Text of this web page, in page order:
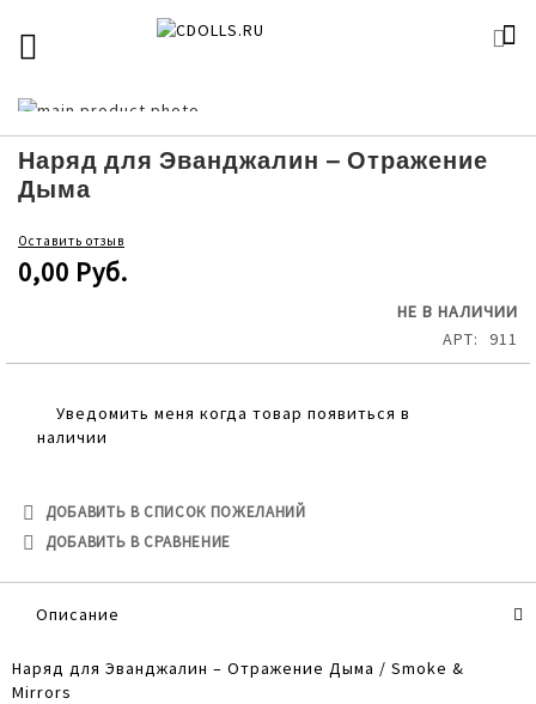
TO
CONTENT
Наряд для Эванджалин – Отражение
Дыма
Оставить отзыв
0,00 Руб.
НЕ В НАЛИЧИИ
АРТ
911
Уведомить меня когда товар появиться в
наличии
ДОБАВИТЬ В СПИСОК ПОЖЕЛАНИЙ
ДОБАВИТЬ В СРАВНЕНИЕ
Skip
to
the
end
of
images
gallery
Skip
to
the
beginning
the
images
Описание
Наряд для Эванджалин – Отражение Дыма / Smoke &
Mirrors